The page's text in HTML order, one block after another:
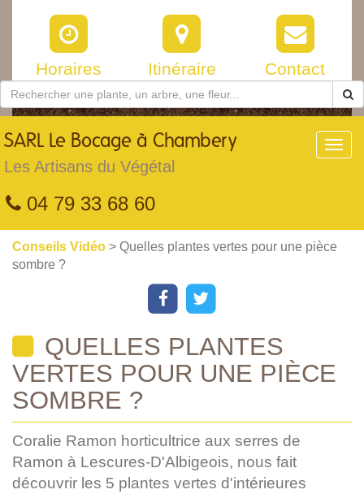
Horaires Itinéraire Contact
SARL Le Bocage à Chambery
Les Artisans du Végétal
04 79 33 68 60
Conseils Vidéo > Quelles plantes vertes pour une pièce
sombre ?
QUELLES PLANTES
VERTES POUR UNE PIÈCE
SOMBRE ?
Coralie Ramon horticultrice aux serres de
Ramon à Lescures-D'Albigeois, nous fait
découvrir les 5 plantes vertes d'intérieures